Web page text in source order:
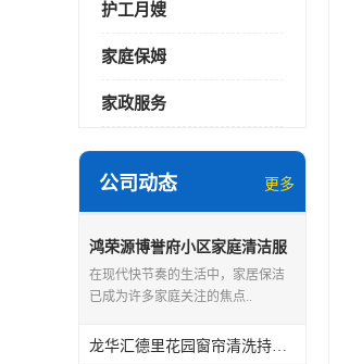
护工月嫂
家庭保姆
家政服务
公司动态 更多
鸿荣源博誉府小区家庭清洁服
务怎么样
在现代快节奏的生活中，家居保洁
已成为许多家庭关注的焦点..
龙华汇德里花园窗帘清洗持证上岗